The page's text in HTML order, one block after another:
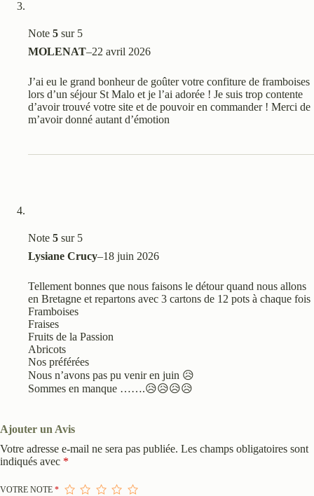
Note 5 sur 5
MOLENAT–22 avril 2026
J’ai eu le grand bonheur de goûter votre confiture de framboises
lors d’un séjour St Malo et je l’ai adorée ! Je suis trop contente
d’avoir trouvé votre site et de pouvoir en commander ! Merci de
m’avoir donné autant d’émotion
Note 5 sur 5
Lysiane Crucy–18 juin 2026
Tellement bonnes que nous faisons le détour quand nous allons
en Bretagne et repartons avec 3 cartons de 12 pots à chaque fois
Framboises
Fraises
Fruits de la Passion
Abricots
Nos préférées
Nous n’avons pas pu venir en juin 😥
Sommes en manque …….😥😥😥😥
Ajouter un Avis
Votre adresse e-mail ne sera pas publiée. Les champs obligatoires sont
indiqués avec *
VOTRE NOTE *